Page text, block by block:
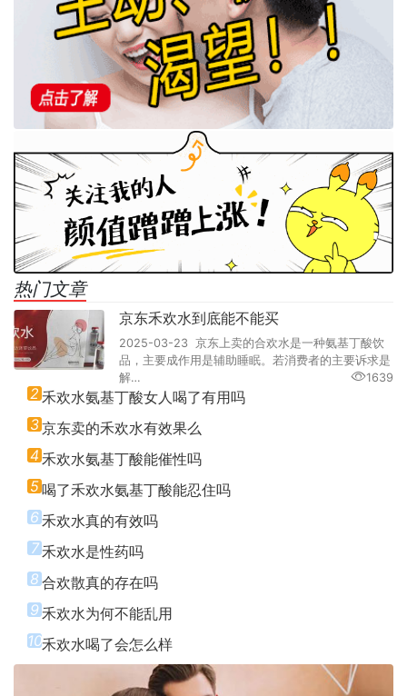
热门文章
京东禾欢水到底能不能买
2025-03-23 京东上卖的合欢水是一种氨基丁酸饮
品，主要成作用是辅助睡眠。若消费者的主要诉求是
解…
1639
2 禾欢水氨基丁酸女人喝了有用吗
3京东卖的禾欢水有效果么
4 禾欢水氨基丁酸能催性吗
5喝了禾欢水氨基丁酸能忍住吗
6禾欢水真的有效吗
7禾欢水是性药吗
8 合欢散真的存在吗
9禾欢水为何不能乱用
10禾欢水喝了会怎么样